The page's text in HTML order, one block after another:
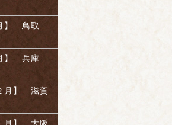
】 鳥取
】 兵庫
月】 滋賀